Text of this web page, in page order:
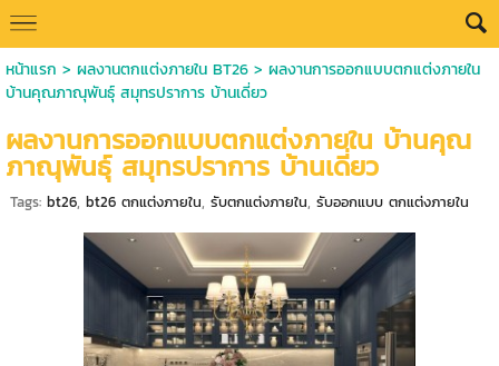
หน้าแรก > ผลงานตกแต่งภายใน BT26> ผลงานการออกแบบตกแต่งภายใน
บ้านคุณภาณุพันธุ์ สมุทรปราการ บ้านเดี่ยว
ผลงานการออกแบบตกแต่งภายใน บ้านคุณ
ภาณุพันธุ์ สมุทรปราการ บ้านเดี่ยว
Tags: bt26, bt26 ตกแต่งภายใน, รับตกแต่งภายใน, รับออกแบบ ตกแต่งภายใน